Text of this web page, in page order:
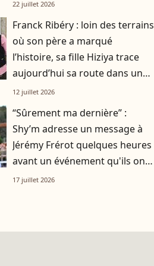
22 juillet 2026
Franck Ribéry : loin des terrains
où son père a marqué
l’histoire, sa fille Hiziya trace
aujourd’hui sa route dans un
tout autre univers
12 juillet 2026
“Sûrement ma dernière” :
Shy’m adresse un message à
Jérémy Frérot quelques heures
avant un événement qu'ils ont
vécu ensemble
17 juillet 2026